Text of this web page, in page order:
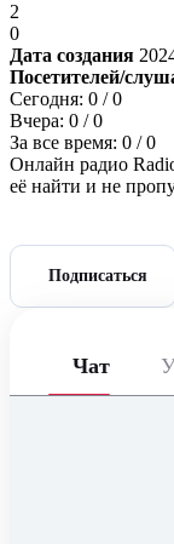
2
0
Дата создания
Посетителей/
Сегодня: 0 / 0
Вчера: 0 / 0
За все время: 0 / 0
Онлайн радио
её найти и не
Подписаться
Чат